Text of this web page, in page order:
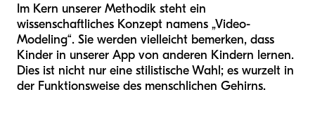
Im Kern unserer Methodik steht ein
wissenschaftliches Konzept namens „Video-
Modeling“. Sie werden vielleicht bemerken, dass
Kinder in unserer App von anderen Kindern lernen.
Dies ist nicht nur eine stilistische Wahl; es wurzelt in
der Funktionsweise des menschlichen Gehirns.